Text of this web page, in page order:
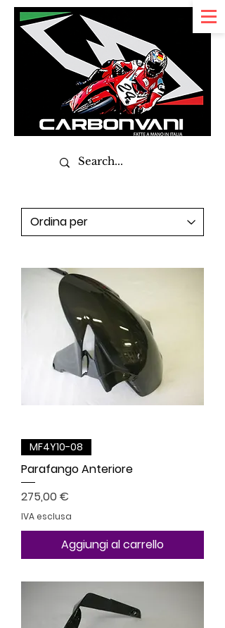
MF4Y10-08
Parafango Anteriore
Prezzo
275,00 €
IVA esclusa
Aggiungi al carrello